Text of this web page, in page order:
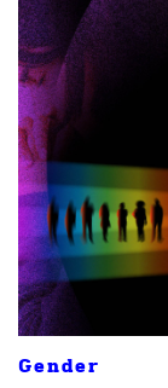
Gender